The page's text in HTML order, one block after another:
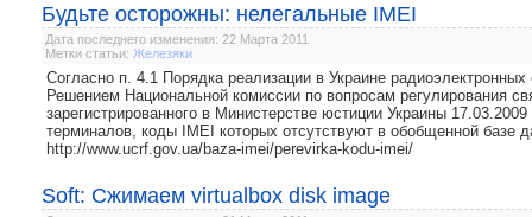
Будьте осторожны: нелегальные IMEI
Дата последнего изменения: 22 Марта 2011
Метки статьи: Железяки
Согласно п. 4.1 Порядка реализации в Украине
Решением Национальной комиссии по вопросам регулирования
зарегистрированного в Министерстве юстиции Украины
терминалов, коды ІМЕІ которых отсутствуют в обобщенной базе
http://www.ucrf.gov.ua/baza-imei/perevirka-kodu-imei/
Soft: Сжимаем virtualbox disk image